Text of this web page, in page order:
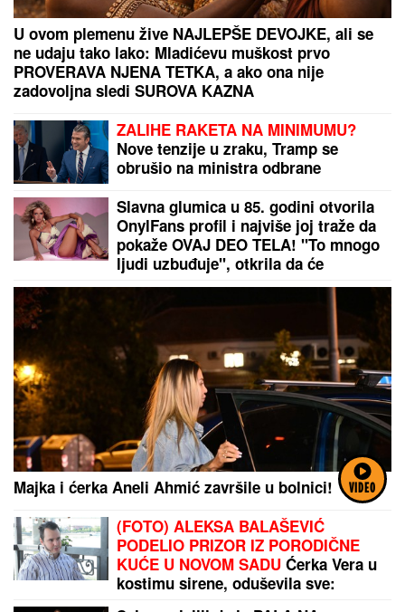
VIDEO
U ovom plemenu žive NAJLEPŠE DEVOJKE, ali se
ne udaju tako lako: Mladićevu muškost prvo
PROVERAVA NJENA TETKA, a ako ona nije
zadovoljna sledi SUROVA KAZNA
ZALIHE RAKETA NA MINIMUMU?
Nove tenzije u zraku, Tramp se
obrušio na ministra odbrane
Slavna glumica u 85. godini otvorila
OnylFans profil i najviše joj traže da
pokaže OVAJ DEO TELA! "To mnogo
ljudi uzbuđuje", otkrila da će
fanovima ispuniti želju
Majka i ćerka Aneli Ahmić završile u bolnici!
(FOTO) ALEKSA BALAŠEVIĆ
PODELIO PRIZOR IZ PORODIČNE
KUĆE U NOVOM SADU Ćerka Vera u
kostimu sirene, oduševila sve: